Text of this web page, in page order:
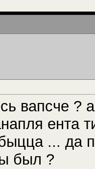
вапсче
ента
... да
был ?